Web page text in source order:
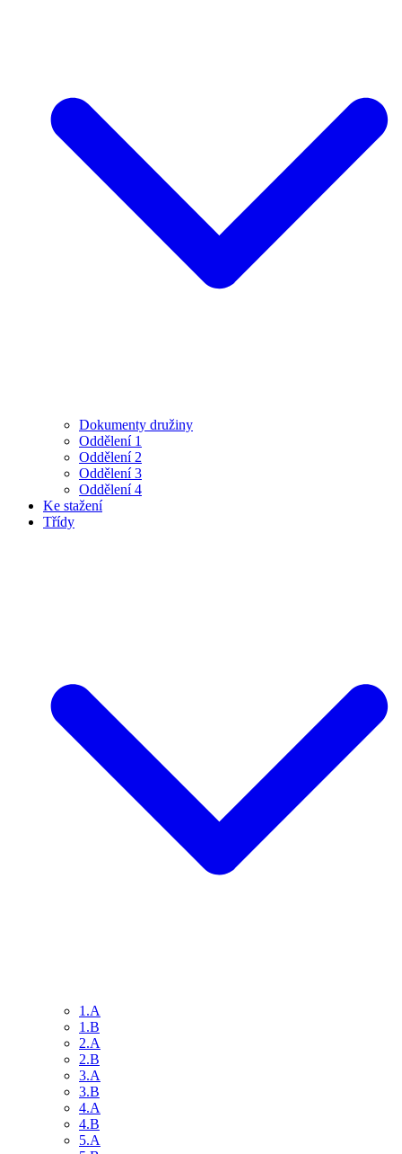
Dokumenty družiny
Oddělení 1
Oddělení 2
Oddělení 3
Oddělení 4
Ke stažení
Třídy
1.A
1.B
2.A
2.B
3.A
3.B
4.A
4.B
5.A